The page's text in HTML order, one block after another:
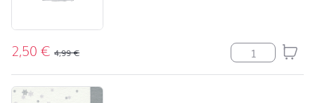
2,50€ 4,99€ Serviette